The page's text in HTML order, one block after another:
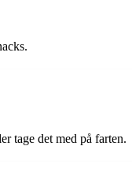
tage det med på farten.